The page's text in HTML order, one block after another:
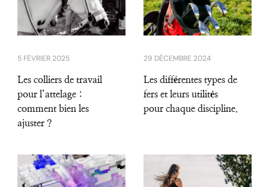
5 FÉVRIER 2025
Les colliers de travail
pour l’attelage :
comment bien les
ajuster ?
29 DÉCEMBRE 2024
Les différentes types de
fers et leurs utilités
pour chaque discipline.